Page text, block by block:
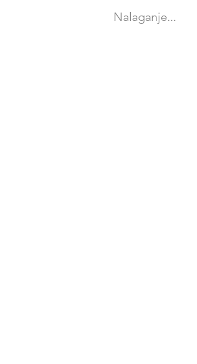
Nalaganje...